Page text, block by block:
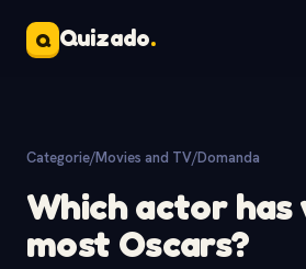
Q Quizado.
Categorie/Movies and TV/Domanda
Which actor has
most Oscars?